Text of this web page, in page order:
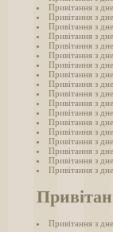
Привітання з
Привітання з
Привітання з
Привітання з
Привітання з
Привітання з
Привітання з
Привітання з
Привітання з
Привітання з
Привітання з
Привітання з
Привітання з
Привітання з
Привітання з
Привітання з
Привітання з
Привітання з
Привітання з